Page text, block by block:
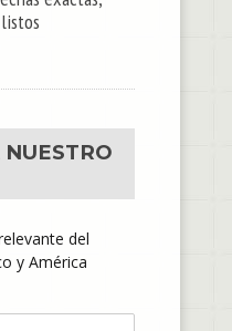
del
y América